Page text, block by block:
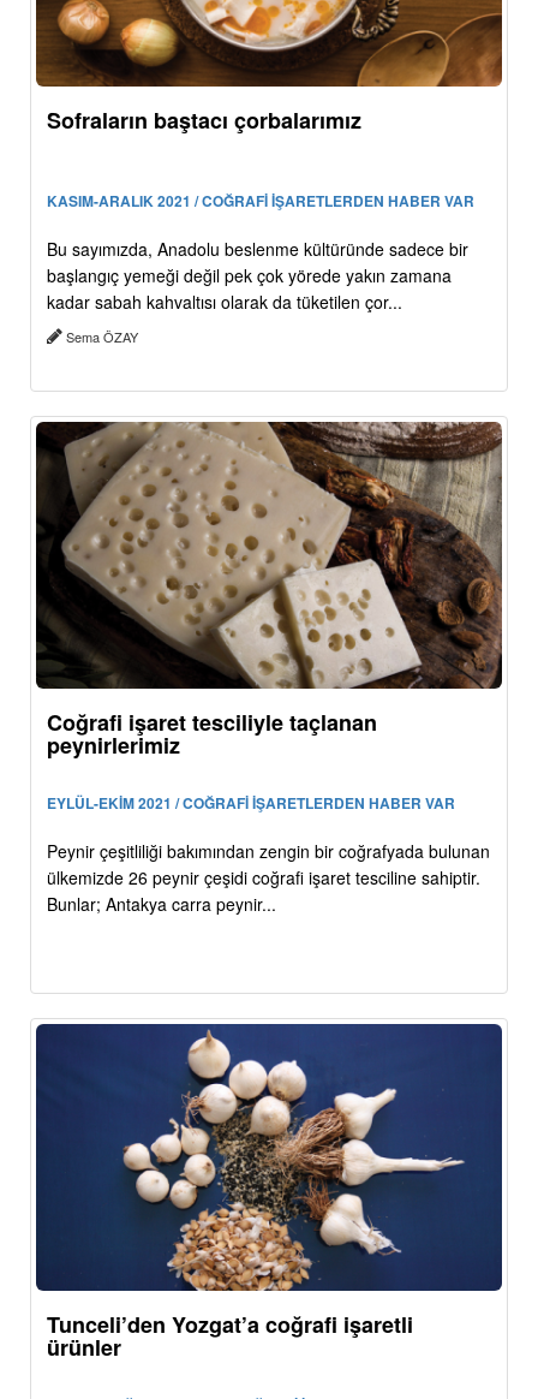
Sofraların baştacı çorbalarımız
KASIM-ARALIK 2021 / COĞRAFİ İŞARETLERDEN HABER VAR
Bu sayımızda, Anadolu beslenme kültüründe sadece bir
başlangıç yemeği değil pek çok yörede yakın zamana
kadar sabah kahvaltısı olarak da tüketilen çor...
Sema ÖZAY
Coğrafi işaret tesciliyle taçlanan
peynirlerimiz
EYLÜL-EKİM 2021 / COĞRAFİ İŞARETLERDEN HABER VAR
Peynir çeşitliliği bakımından zengin bir coğrafyada bulunan
ülkemizde 26 peynir çeşidi coğrafi işaret tesciline sahiptir.
Bunlar; Antakya carra peynir...
Tunceli’den Yozgat’a coğrafi işaretli
ürünler